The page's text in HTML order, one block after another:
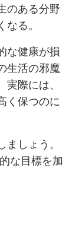
のある分野
る。
な健康が損
生活の邪魔
際には、
く保つのに
しょう。
な目標を加